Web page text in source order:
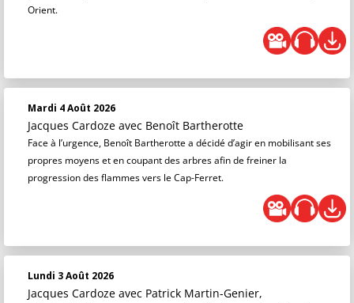
Orient.
Mardi 4 Août 2026
Jacques Cardoze avec Benoît Bartherotte
Face à l’urgence, Benoît Bartherotte a décidé d’agir en mobilisant ses
propres moyens et en coupant des arbres afin de freiner la
progression des flammes vers le Cap-Ferret.
Lundi 3 Août 2026
Jacques Cardoze avec Patrick Martin-Genier,